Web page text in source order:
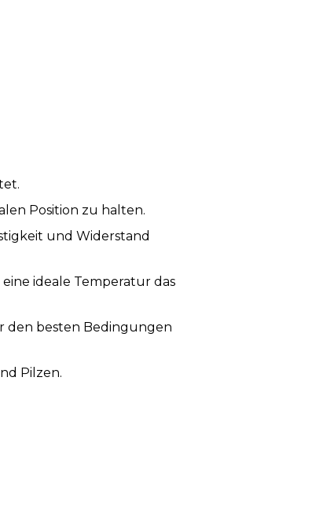
Position zu halten.
und Widerstand
ideale Temperatur das
den besten Bedingungen
Pilzen.